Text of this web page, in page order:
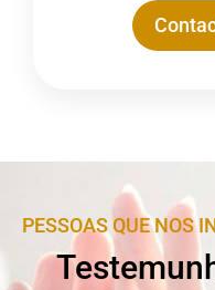
PESSOAS QUE NOS